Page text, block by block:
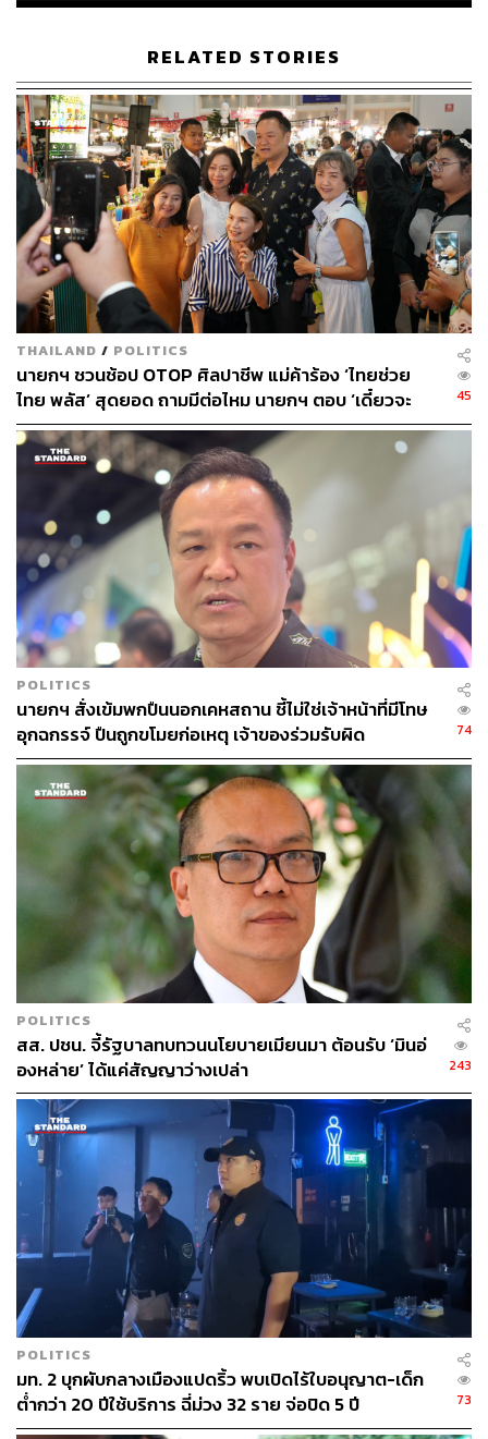
เงิน สแกมเมอร์ ซึ่งตนก็ได้แสดงให้เห็นเป็นที่ประจักษ์ชัดว่า
รัฐบาลชุดนี้ไม่มีการประนีประนอม และไม่เป็นมิตรกับผู้
กระทำความผิด โดยเราได้รับความร่วมมือที่ดีจากหน่วยงาน
ที่เกี่ยวข้อง และผู้ปฏิบัติงานก็รู้สึกแฮปปี้ที่รัฐบาลให้อิสระใน
การทำงาน จึงมีการจับกุมและดำเนินคดีเพิ่มมากขึ้น นับ
ตั้งแต่ที่ตนเข้ามาเป็นรัฐบาล
เมื่อถามถึงขบวนการดังกล่าวมีขนาดใหญ่หรือไม่ นายก
รัฐมนตรี กล่าวเพียงว่า “มันยังไม่จบ และไม่ได้จบแค่นี้”
ส่วนกรณีที่อธิบดีกรมการปกครอง ใช้กลไกของสำนักงาน
ป้องกันและปราบปรามการฟอกเงิน ในการตรวจสอบเส้น
ทางการเงินของนายอำเภอ และตำรวจในพื้นที่ จังหวัด
สุราษฎร์ธานี และจังหวัดภูเก็ต ที่อาจมีส่วนเกี่ยวข้องกับที่ดิน
สาธารณะนั้น นายกรัฐมนตรี กล่าวว่า ถือเป็นการแสดงความ
ตั้งใจให้เห็นว่าเราเอาจริง ไม่ใช่แค่การลงพื้นที่ไปดู และ
ตัดตอนกันไป แต่การตั้งคณะกรรมการสอบนายอำเภอ หรือ
หากมีตำแหน่งที่เหนือขึ้นไปอีก เช่น ปลัดจังหวัด ผู้ว่าราชการ
จังหวัด หรือรองผู้ว่าราชการจังหวัด หากพบว่ามีส่วน
เกี่ยวข้องก็ต้องดำเนินการทั้งหมด
“หากใครไม่ได้กระทำความผิดก็ไม่ต้องกังวล แต่ตามหลัก
การต้องตั้งคณะกรรมการสอบไว้ก่อน เพื่อให้ทุกฝ่ายมีความ
มั่นใจว่า กระบวนการยุติธรรมไม่มีการยกเว้นใครทั้งสิ้น”
เมื่อถามถึงผู้ที่กระทำความผิดนั้น เป็นคนที่รู้จักบ้างหรือไม่
นายกรัฐมนตรี ย้ำว่า ตนใช้หลัก ‘ปิดชื่อถือพฤติกรรม’ เพราะ
เดี๋ยวนี้เราทุกคนมีรุ่น มีหลักสูตรเยอะแยะไปหมด หากดูชื่อไว้
ก่อนก็อึดอัดใจตัวเอง ฉะนั้น สิ่งที่รัฐบาลชุดนี้ทำคือให้ฝ่าย
ปฏิบัติดำเนินการเลย เจอกันอีกทีก็คือตอนแจ้งข้อกล่าวหา ซึ่ง
ก็จะไปอยู่ในจุดที่ทำอะไรไม่ได้แล้ว
เมื่อถามอีกว่า จะถือเป็นการล้างบางข้าราชการสีเทาในยุคนี้
หรือไม่ นายกรัฐมนตรี กล่าวว่า คำว่ากวาดล้างต้องทำอยู่
แล้ว ไม่ใช่แค่ยุคนี้ พร้อมย้ำว่า “เราจะกวาดล้างพฤติกรรมที่
ผิดกฎหมายให้มากที่สุดเท่าที่จะทำได้”
TAGS: กรมโยธาธิการและผังเมือง
สำนักงานป้องกันและปราบปรามการฟอกเงิน (ปปง.)
การติดสินบน
กระทรวงมหาดไทย
นายกรัฐมนตรี
การคอร์รัปชัน
คณะรัฐมนตรี
การทุจริต
อนุทิน ชาญวีรกูล กรมการปกครอง
151
ABOUT THE AUTHOR
THE STANDARD TEAM
กองบรรณาธิการ THE STANDARD
RELATED STORIES
THAILAND / POLITICS
นายกฯ ชวนช้อป OTOP ศิลปาชีพ แม่ค้าร้อง ‘ไทยช่วย
ไทย พลัส’ สุดยอด ถามมีต่อไหม นายกฯ ตอบ ‘เดี๋ยวจะ
พยายาม’
45
POLITICS
นายกฯ สั่งเข้มพกปืนนอกเคหสถาน ชี้ไม่ใช่เจ้าหน้าที่มีโทษ
อุกฉกรรจ์ ปืนถูกขโมยก่อเหตุ เจ้าของร่วมรับผิด
74
POLITICS
สส. ปชน. จี้รัฐบาลทบทวนนโยบายเมียนมา ต้อนรับ ‘มินอ่
องหล่าย’ ได้แค่สัญญาว่างเปล่า
243
POLITICS
มท. 2 บุกผับกลางเมืองแปดริ้ว พบเปิดไร้ใบอนุญาต-เด็ก
ต่ำกว่า 20 ปีใช้บริการ ฉี่ม่วง 32 ราย จ่อปิด 5 ปี
73